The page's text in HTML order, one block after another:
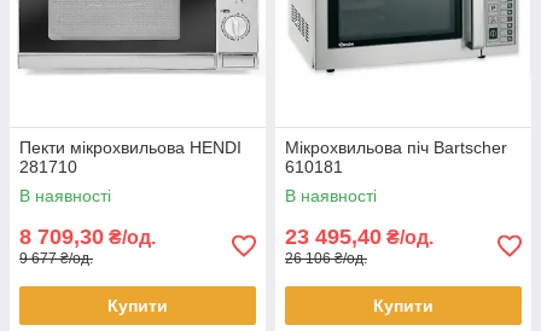
Пекти мікрохвильова HENDI
281710
В наявності
8 709,30 ₴/од.
9 677 ₴/од.
Купити
Мікрохвильова піч Bartscher
610181
В наявності
23 495,40 ₴/од.
26 106 ₴/од.
Купити